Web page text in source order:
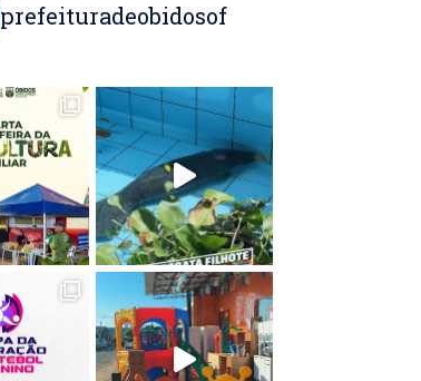
prefeituradeobidosof